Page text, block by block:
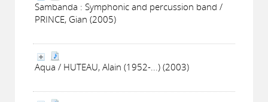
Sambanda : Symphonic and percussion band /
PRINCE, Gian (2005)
Aqua / HUTEAU, Alain (1952-...) (2003)